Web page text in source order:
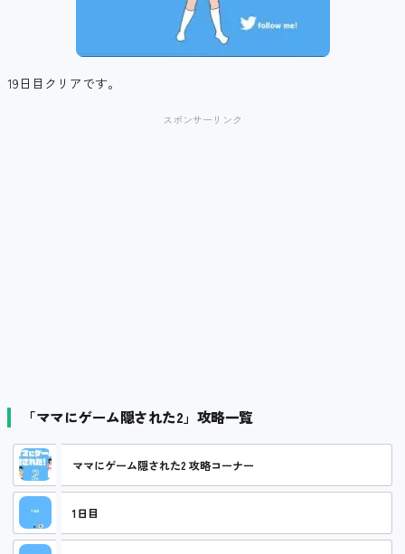
19日目クリアです。
スポンサーリンク
「ママにゲーム隠された2」攻略一覧
ママにゲーム隠された2 攻略コーナー
1日目